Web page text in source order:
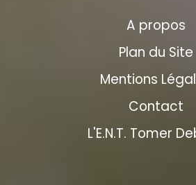
A propos
Plan du Site
Mentions
Contact
L'E.N.T. Tomer